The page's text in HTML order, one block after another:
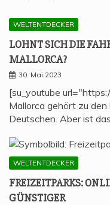
WELTENTDECKER
LOHNT SICH DIE
MALLORCA?
30. Mai 2023
[su_youtube
Mallorca gehört zu
Deutschen. Aber ist
WELTENTDECKER
FREI­ZEIT­PARKS:
GÜNSTIGER